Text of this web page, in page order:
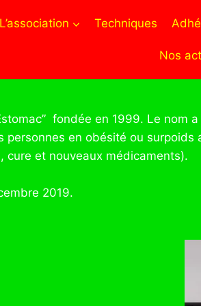
L’association Techniques
Nos
fondée en 1999. Le
personnes en obésité ou
cure et nouveaux médicaments).
2019.